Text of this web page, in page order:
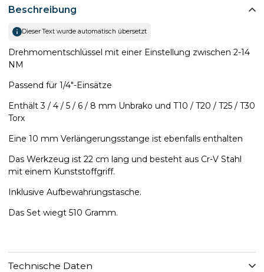
Beschreibung
Dieser Text wurde automatisch übersetzt
Drehmomentschlüssel mit einer Einstellung zwischen 2-14
NM
Passend für 1/4"-Einsätze
Enthält 3 / 4 / 5 / 6 / 8 mm Unbrako und T10 / T20 / T25 / T30
Torx
Eine 10 mm Verlängerungsstange ist ebenfalls enthalten
Das Werkzeug ist 22 cm lang und besteht aus Cr-V Stahl
mit einem Kunststoffgriff.
Inklusive Aufbewahrungstasche.
Das Set wiegt 510 Gramm.
Technische Daten